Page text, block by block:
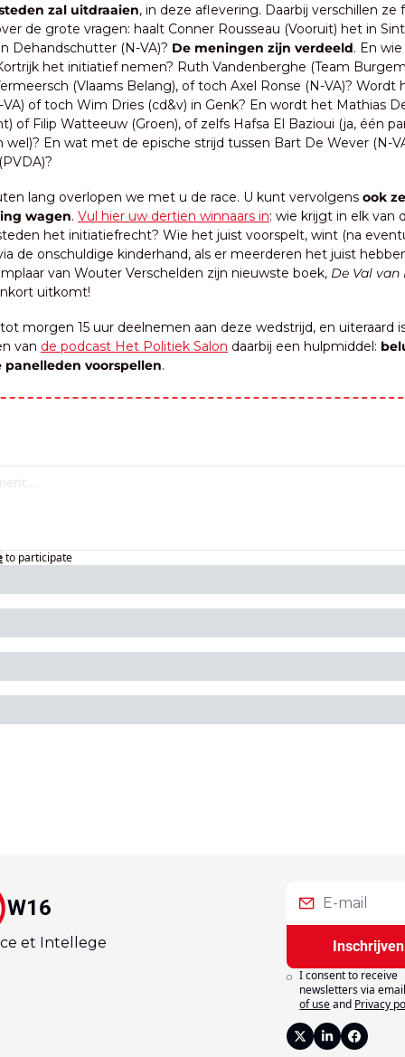
zal uitdraaien, in deze aflevering. Daarbij verschillen ze
de grote vragen: haalt Conner Rousseau (Vooruit) het in
Dehandschutter (N-VA)? De meningen zijn verdeeld. En
het initiatief nemen? Ruth Vandenberghe (Team
(Vlaams Belang), of toch Axel Ronse (N-VA)? Wordt
of toch Wim Dries (cd&v) in Genk? En wordt het Mathias
of Filip Watteeuw (Groen), of zelfs Hafsa El Bazioui (ja, één
wel)? En wat met de epische strijd tussen Bart De Wever (N-
lang overlopen we met u de race. U kunt vervolgens ook
wagen. Vul hier uw dertien winnaars in: wie krijgt in elk van
het initiatiefrecht? Wie het juist voorspelt, wint (na
de onschuldige kinderhand, als er meerderen het juist
van Wouter Verschelden zijn nieuwste boek, De Val van
uitkomt!
morgen 15 uur deelnemen aan deze wedstrijd, en uiteraard
van de podcast Het Politiek Salon daarbij een hulpmiddel:
panelleden voorspellen.
to participate
W16
et Intellege Inschrijven
I consent to receive
newsletters via
of useand Privacy